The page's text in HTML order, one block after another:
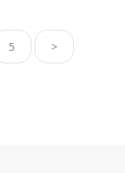
5 >